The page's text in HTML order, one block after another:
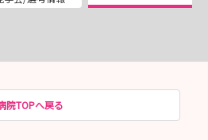
院TOPへ戻る